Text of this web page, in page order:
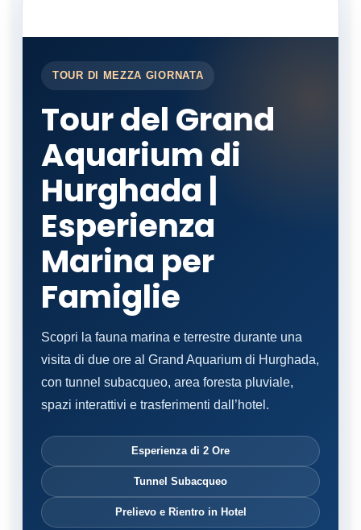
TOUR DI MEZZA GIORNATA
Tour del Grand
Aquarium di
Hurghada |
Esperienza
Marina per
Famiglie
Scopri la fauna marina e terrestre durante una
visita di due ore al Grand Aquarium di Hurghada,
con tunnel subacqueo, area foresta pluviale,
spazi interattivi e trasferimenti dall’hotel.
Esperienza di 2 Ore
Tunnel Subacqueo
Prelievo e Rientro in Hotel